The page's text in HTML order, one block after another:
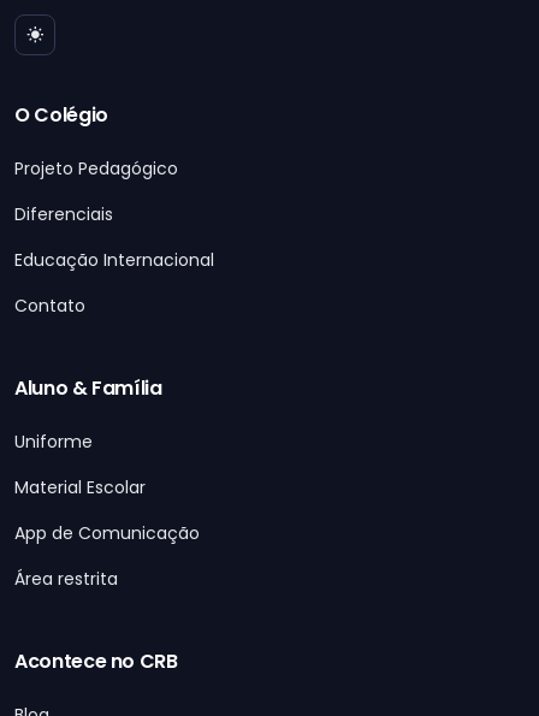
O Colégio
Projeto Pedagógico
Diferenciais
Educação Internacional
Contato
Aluno & Família
Uniforme
Material Escolar
App de Comunicação
Área restrita
Acontece no CRB